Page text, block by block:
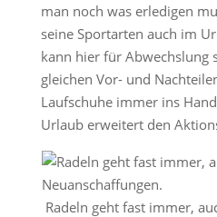
man noch was erledigen
seine Sportarten auch im
kann hier für Abwechslung
gleichen Vor- und
Laufschuhe immer ins
Urlaub erweitert den
Radeln geht fast immer,